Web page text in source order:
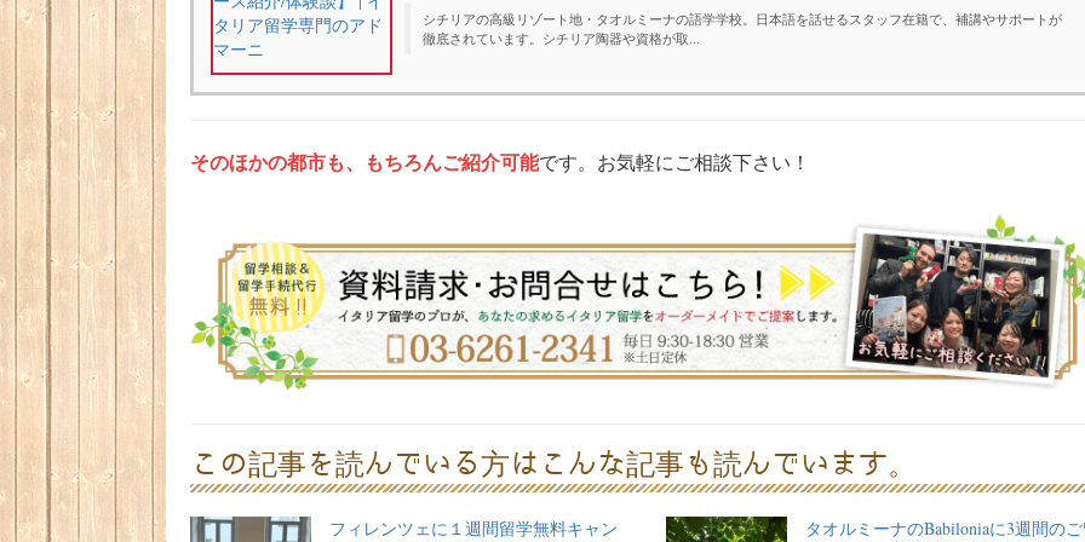
シチリアの高級リゾート地・タオルミーナの語学学校。日本語を話せるスタッフ在籍で、補講やサポートが
徹底されています。シチリア陶器や資格が取...
そのほかの都市も、もちろんご紹介可能です。お気軽にご相談下さい！
この記事を読んでいる方はこんな記事も読んでいます。
フィレンツェに１週間留学無料キャン
タオルミーナのBabiloniaに3週間の